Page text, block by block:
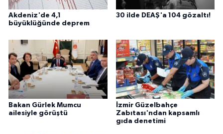
Akdeniz'de 4,1
büyüklüğünde deprem
30 ilde DEAŞ'a 104 gözaltı!
Bakan Gürlek Mumcu
ailesiyle görüştü
İzmir Güzelbahçe
Zabıtası'ndan kapsamlı
gıda denetimi